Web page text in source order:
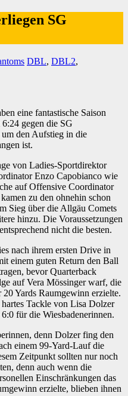
SG
DBL, DBL2,
eine fantastische Saison
gegen die SG
den Aufstieg in die
ist.
von Ladies-Sportdirektor
Enzo Capobianco wie
auf Offensive Coordinator
zu den ohnehin schon
Sieg über die Allgäu Comets
hinzu. Die Voraussetzungen
nicht die besten.
nach ihrem ersten Drive in
einem guten Return den Ball
bevor Quarterback
auf Vera Mössinger warf, die
Yards Raumgewinn erzielte.
Tackle von Lisa Dolzer
für die Wiesbadenerinnen.
denn Dolzer fing den
einem 99-Yard-Lauf die
Zeitpunkt sollten nur noch
denn auch wenn die
Einschränkungen das
erzielte, blieben ihnen